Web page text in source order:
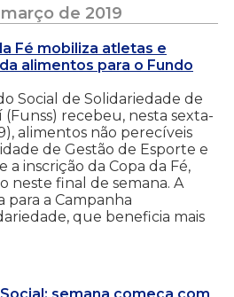
de 2019
Fé mobiliza atletas e
alimentos para o Fundo
Social de Solidariedade de
(Funss) recebeu, nesta sexta-
alimentos não perecíveis
de Gestão de Esporte e
a inscrição da Copa da Fé,
neste final de semana. A
para a Campanha
que beneficia mais
semana começa com